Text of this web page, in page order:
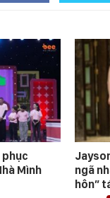
Mình
ngã
hôn”